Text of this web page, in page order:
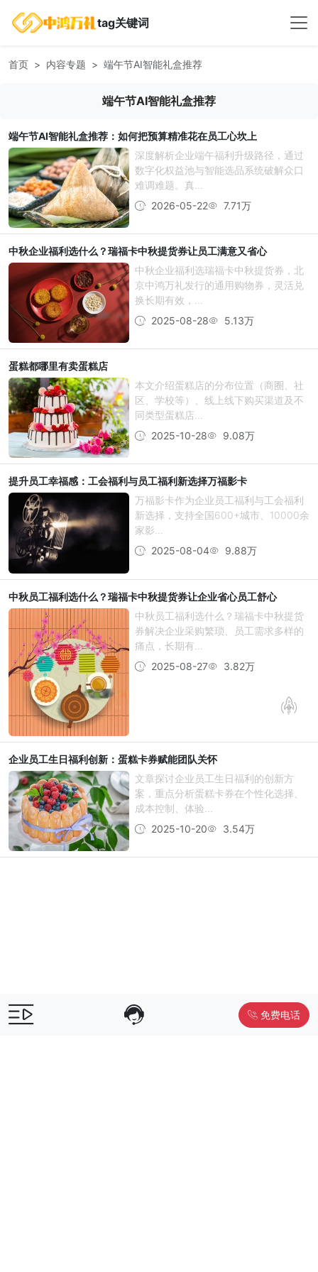
tag关键词
首页 内容专题 端午节AI智能礼盒推荐
端午节AI智能礼盒推荐
端午节AI智能礼盒推荐：如何把预算精准花在员工心坎上
深度解析企业端午福利升级路径，通过
数字化权益池与智能选品系统破解众口
难调难题。真...
2026-05-22
7.71万
中秋企业福利选什么？瑞福卡中秋提货券让员工满意又省心
中秋企业福利选瑞福卡中秋提货券，北
京中鸿万礼发行的通用购物券，灵活兑
换长期有效，...
2025-08-28
5.13万
蛋糕都哪里有卖蛋糕店
本文介绍蛋糕店的分布位置（商圈、社
区、学校等）、线上线下购买渠道及不
同类型蛋糕店...
2025-10-28
9.08万
提升员工幸福感：工会福利与员工福利新选择万福影卡
万福影卡作为企业员工福利与工会福利
新选择，支持全国600+城市、10000余
家影...
2025-08-04
9.88万
中秋员工福利选什么？瑞福卡中秋提货券让企业省心员工舒心
中秋员工福利选什么？瑞福卡中秋提货
券解决企业采购繁琐、员工需求多样的
痛点，长期有...
2025-08-27
3.82万
企业员工生日福利创新：蛋糕卡券赋能团队关怀
文章探讨企业员工生日福利的创新方
案，重点分析蛋糕卡券在个性化选择、
成本控制、体验...
2025-10-20
3.54万
免费电话